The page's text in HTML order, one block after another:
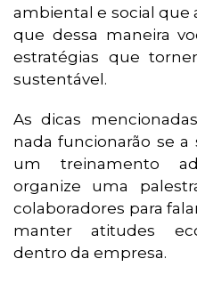
ambiental e social que
que dessa maneira
estratégias que
sustentável.
As dicas
nada funcionarão se
um treinamento
organize uma
colaboradores para
manter atitudes
dentro da empresa.